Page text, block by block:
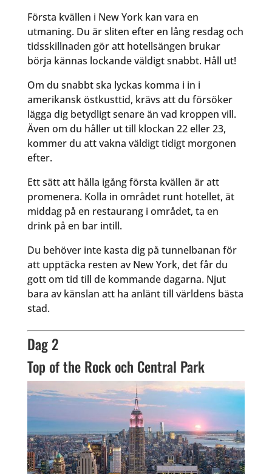
Första kvällen i New York kan vara en
utmaning. Du är sliten efter en lång resdag och
tidsskillnaden gör att hotellsängen brukar
börja kännas lockande väldigt snabbt. Håll ut!
Om du snabbt ska lyckas komma i in i
amerikansk östkusttid, krävs att du försöker
lägga dig betydligt senare än vad kroppen vill.
Även om du håller ut till klockan 22 eller 23,
kommer du att vakna väldigt tidigt morgonen
efter.
Ett sätt att hålla igång första kvällen är att
promenera. Kolla in området runt hotellet, ät
middag på en restaurang i området, ta en
drink på en bar intill.
Du behöver inte kasta dig på tunnelbanan för
att upptäcka resten av New York, det får du
gott om tid till de kommande dagarna. Njut
bara av känslan att ha anlänt till världens bästa
stad.
Dag 2
Top of the Rock och Central Park